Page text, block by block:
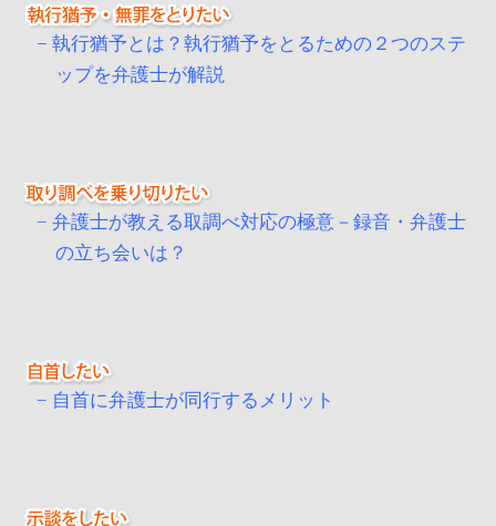
執行猶予とは？執行猶予をとるための２つのステ
ップを弁護士が解説
弁護士が教える取調べ対応の極意－録音・弁護士
の立ち会いは？
自首に弁護士が同行するメリット